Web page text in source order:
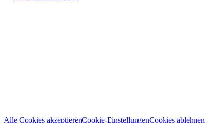
Alle Cookies akzeptierenCookie-EinstellungenCookies ablehnen